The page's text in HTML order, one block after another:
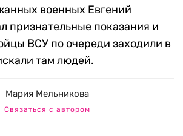
военных Евгений
признательные показания и
ВСУ по очереди заходили в
там людей.
Мария Мельникова
Связаться с автором